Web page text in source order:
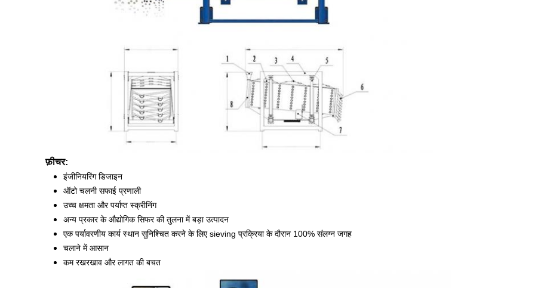
फ़ीचर:
इंजीनियरिंग डिजाइन
ऑटो चलनी सफाई प्रणाली
उच्च क्षमता और पर्याप्त स्क्रीनिंग
अन्य प्रकार के औद्योगिक सिफर की तुलना में बड़ा उत्पादन
एक पर्यावरणीय कार्य स्थान सुनिश्चित करने के लिए sieving प्रक्रिया के दौरान 100% संलग्न जगह
चलाने में आसान
कम रखरखाव और लागत की बचत